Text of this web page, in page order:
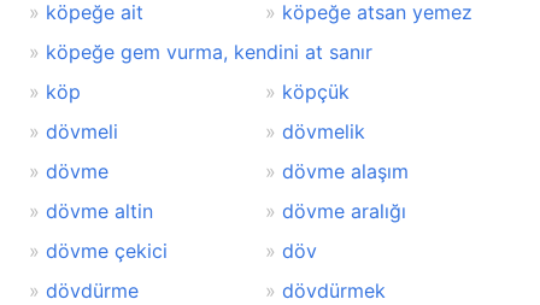
köpeğe ait
köpeğe atsan yemez
köpeğe gem vurma, kendini at sanır
köp
köpçük
dövmeli
dövmelik
dövme
dövme alaşım
dövme altin
dövme aralığı
dövme çekici
döv
dövdürme
dövdürmek